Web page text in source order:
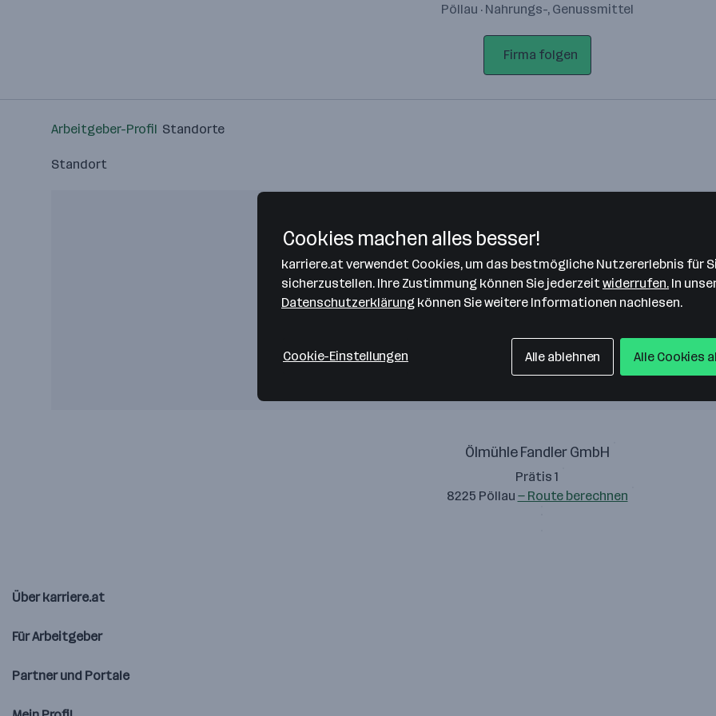
Pöllau · Nahrungs-, Genussmittel
Firma folgen
Arbeitgeber-Profil Standorte
Standort
Bitte stimme unseren Cookie-
Richtlinien zu, um diese Karte
anzuzeigen.
Zustimmung geben
Ölmühle Fandler GmbH
Prätis 1
8225 Pöllau — Route berechnen
Über karriere.at
Für Arbeitgeber
Partner und Portale
Cookies machen alles besser!
karriere.at verwendet Cookies, um das bestmögliche Nutzererlebnis für
sicherzustellen. Ihre Zustimmung können Sie jederzeit widerrufen. In
Datenschutzerklärung können Sie weitere Informationen nachlesen.
Cookie-Einstellungen Alle ablehnen Alle Cookies